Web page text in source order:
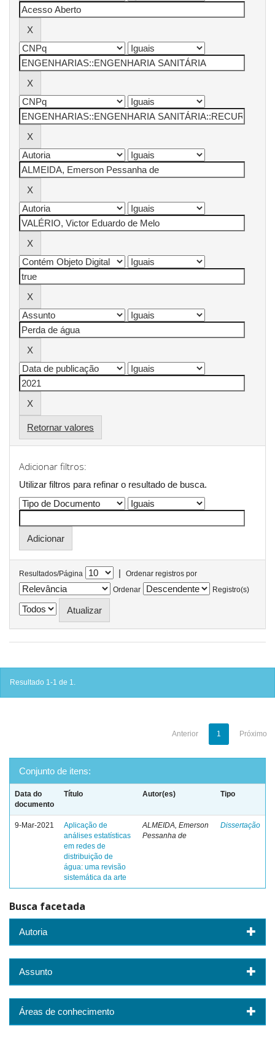
Retornar valores
Adicionar filtros:
Utilizar filtros para refinar o resultado de busca.
Resultados/Página |
Ordenar registros por
Ordenar
Registro(s)
Resultado 1-1 de 1.
Anterior 1 Próximo
Conjunto de itens:
Data do
documento
Título Autor(es) Tipo
9-Mar-2021
Aplicação de
análises estatísticas
em redes de
distribuição de
água: uma revisão
sistemática da arte
ALMEIDA, Emerson
Pessanha de
Dissertação
Busca facetada
Autoria
Assunto
Áreas de conhecimento